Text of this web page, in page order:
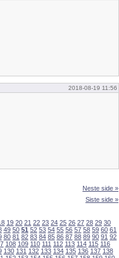
2018-08-19 11:56
Neste side »
Siste side »
19 20 21 22 23 24 25 26 27 28 29 30
49 50 51 52 53 54 55 56 57 58 59 60 61
80 81 82 83 84 85 86 87 88 89 90 91 92
108 109 110 111 112 113 114 115 116
130 131 132 133 134 135 136 137 138